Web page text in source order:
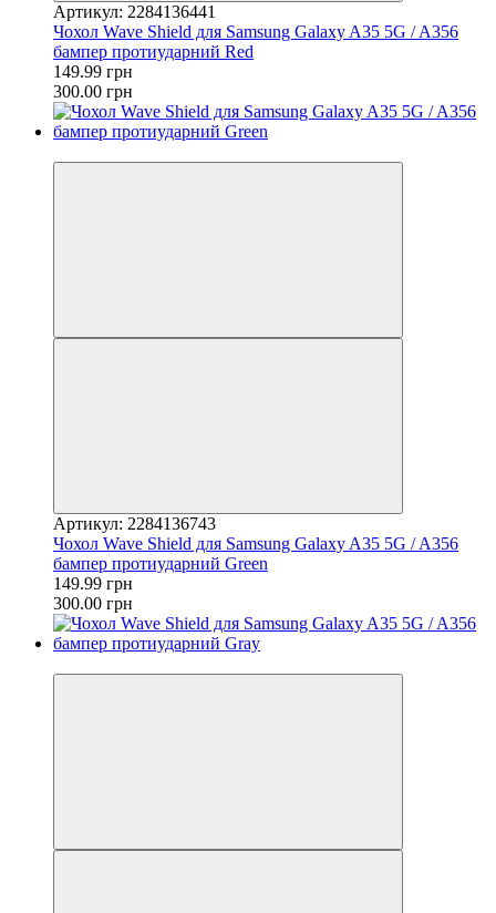
Артикул: 2284136441
Чохол Wave Shield для Samsung Galaxy A35 5G / A356
бампер протиударний Red
149.99 грн
300.00 грн
Артикул: 2284136743
Чохол Wave Shield для Samsung Galaxy A35 5G / A356
бампер протиударний Green
149.99 грн
300.00 грн